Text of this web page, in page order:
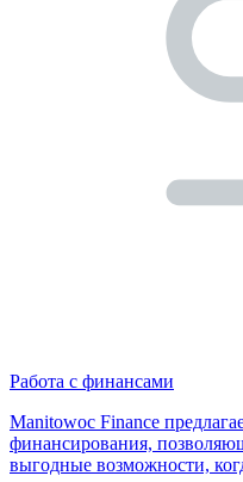
Работа с финансами
Manitowoc Finance
финансирования,
выгодные возможности,